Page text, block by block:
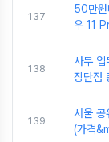
137
50만원
우 11
138
사무 업
장단점
139
서울 공
(가격